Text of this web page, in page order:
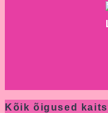
Kõik õigused